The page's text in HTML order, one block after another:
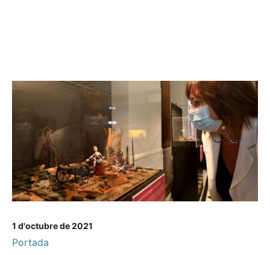
1 d'octubre de 2021
Portada